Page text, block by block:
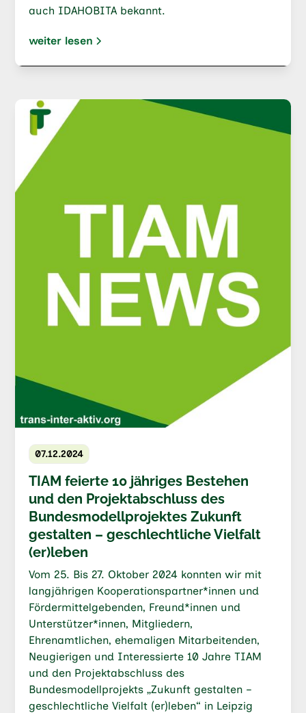
auch IDAHOBITA bekannt.
weiter lesen
07.12.2024
TIAM feierte 10 jähriges Bestehen
und den Projektabschluss des
Bundesmodellprojektes Zukunft
gestalten – geschlechtliche Vielfalt
(er)leben
Vom 25. Bis 27. Oktober 2024 konnten wir mit
langjährigen Kooperationspartner*innen und
Fördermittelgebenden, Freund*innen und
Unterstützer*innen, Mitgliedern,
Ehrenamtlichen, ehemaligen Mitarbeitenden,
Neugierigen und Interessierte 10 Jahre TIAM
und den Projektabschluss des
Bundesmodellprojekts „Zukunft gestalten –
geschlechtliche Vielfalt (er)leben“ in Leipzig